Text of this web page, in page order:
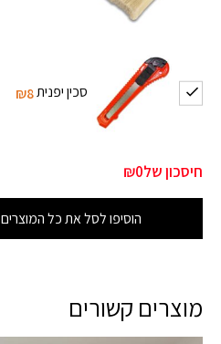
סכין יפנית₪8
חיסכון של₪0
הוסיפו לסל את כל המוצרים
מוצרים קשורים